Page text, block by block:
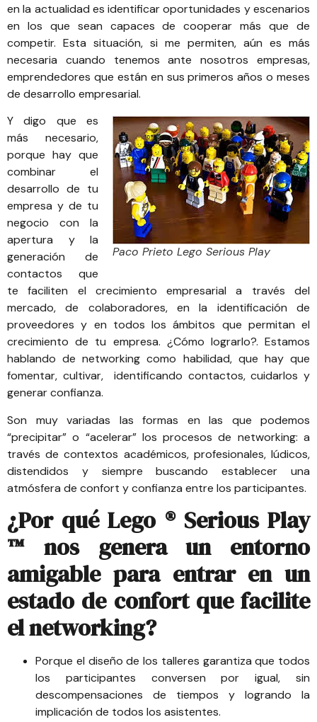
en la actualidad es identificar oportunidades y escenarios
en los que sean capaces de cooperar más que de
competir. Esta situación, si me permiten, aún es más
necesaria cuando tenemos ante nosotros empresas,
emprendedores que están en sus primeros años o meses
de desarrollo empresarial.
Paco Prieto Lego Serious Play
Y digo que es
más necesario,
porque hay que
combinar el
desarrollo de tu
empresa y de tu
negocio con la
apertura y la
generación de
contactos que
te faciliten el crecimiento empresarial a través del
mercado, de colaboradores, en la identificación de
proveedores y en todos los ámbitos que permitan el
crecimiento de tu empresa. ¿Cómo lograrlo?. Estamos
hablando de networking como habilidad, que hay que
fomentar, cultivar, identificando contactos, cuidarlos y
generar confianza.
Son muy variadas las formas en las que podemos
“precipitar” o “acelerar” los procesos de networking: a
través de contextos académicos, profesionales, lúdicos,
distendidos y siempre buscando establecer una
atmósfera de confort y confianza entre los participantes.
¿Por quéLego ® Serious Play
™ nos genera un entorno
amigable para entrar en un
estado de confort que facilite
el networking?
Porque el diseño de los talleres garantiza que todos
los participantes conversen por igual, sin
descompensaciones de tiempos y logrando la
implicación de todos los asistentes.